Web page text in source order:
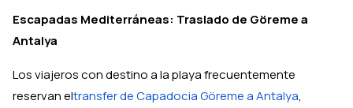
Escapadas Mediterráneas: Traslado de Göreme a
Antalya
Los viajeros con destino a la playa frecuentemente
reservan eltransfer de Capadocia Göreme a Antalya,